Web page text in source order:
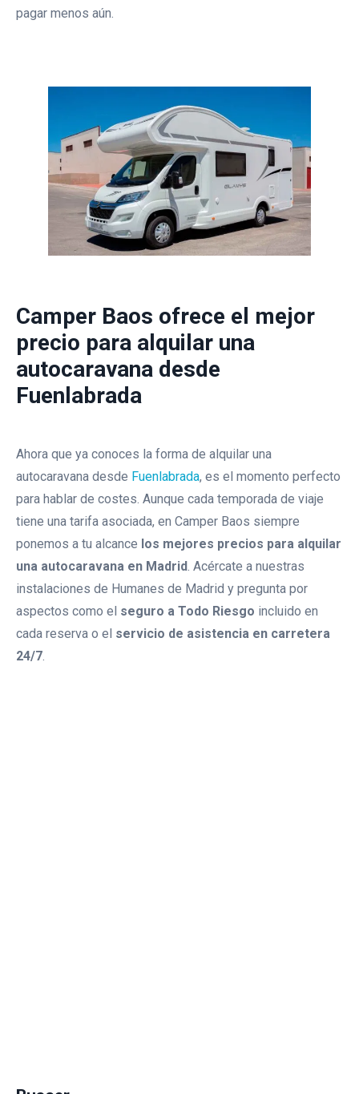
pagar menos aún.
Camper Baos ofrece el mejor
precio para alquilar una
autocaravana desde
Fuenlabrada
Ahora que ya conoces la forma de alquilar una
autocaravana desde Fuenlabrada, es el momento perfecto
para hablar de costes. Aunque cada temporada de viaje
tiene una tarifa asociada, en Camper Baos siempre
ponemos a tu alcance los mejores precios para alquilar
una autocaravana en Madrid. Acércate a nuestras
instalaciones de Humanes de Madrid y pregunta por
aspectos como el seguro a Todo Riesgo incluido en
cada reserva o el servicio de asistencia en carretera
24/7.